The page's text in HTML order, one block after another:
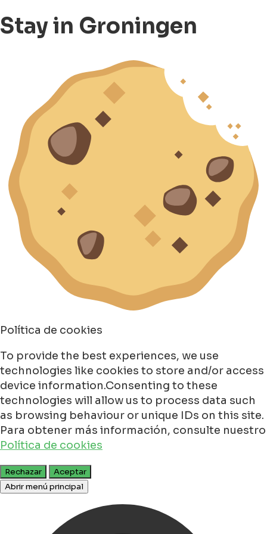
Stay in Groningen
Política de cookies
To provide the best experiences, we use
technologies like cookies to store and/or access
device information.Consenting to these
technologies will allow us to process data such
as browsing behaviour or unique IDs on this site.
Para obtener más información, consulte nuestro
Política de cookies
Rechazar
Aceptar
Abrir menú principal